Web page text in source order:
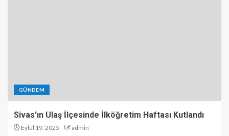
GÜNDEM
Sivas’ın Ulaş İlçesinde İlköğretim Haftası Kutlandı
Eylül 19, 2025 admin